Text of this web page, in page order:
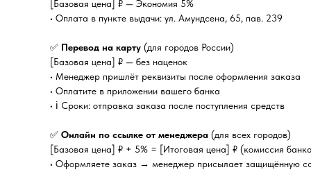
[Базовая цена] ₽ — Экономия 5%
• Оплата в пункте выдачи: ул. Амундсена, 65, пав. 239
✅ Перевод на карту (для городов России)
[Базовая цена] ₽ — без наценок
• Менеджер пришлёт реквизиты после оформления заказа
• Оплатите в приложении вашего банка
• ℹ️ Сроки: отправка заказа после поступления средств
✅ Онлайн по ссылке от менеджера (для всех городов)
[Базовая цена] ₽ + 5% = [Итоговая цена] ₽ (комиссия
• Оформляете заказ → менеджер присылает защищённую